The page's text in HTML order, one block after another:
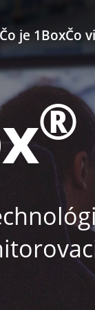
Čo je 1BoxČo
®